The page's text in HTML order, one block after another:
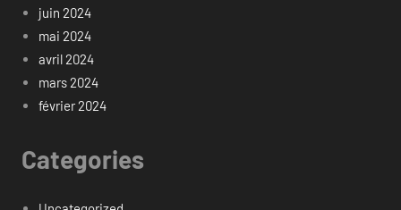
juin 2024
mai 2024
avril 2024
mars 2024
février 2024
Categories